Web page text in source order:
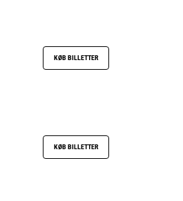
KØB BILLETTER
KØB BILLETTER